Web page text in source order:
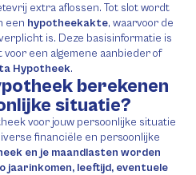
extra aflossen. Tot slot wordt
een hypotheekakte, waarvoor de
is. Deze basisinformatie is
een algemene aanbieder of
Hypotheek.
berekenen
situatie?
voor jouw persoonlijke situatie
financiële en persoonlijke
en je maandlasten worden
jaarinkomen, leeftijd, eventuele